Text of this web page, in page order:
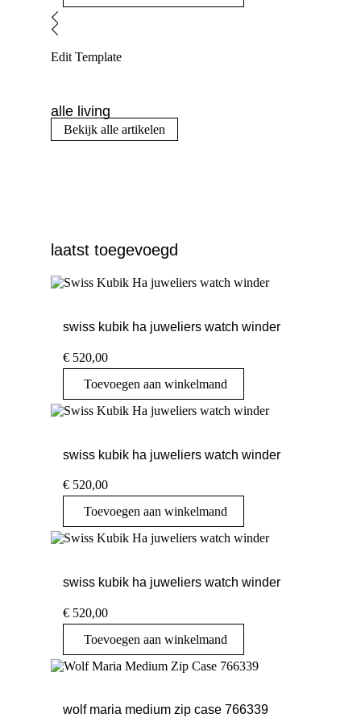
Edit Template
alle living
Bekijk alle artikelen
laatst toegevoegd
swiss kubik ha juweliers watch winder
€ 520,00
Toevoegen aan winkelmand
swiss kubik ha juweliers watch winder
€ 520,00
Toevoegen aan winkelmand
swiss kubik ha juweliers watch winder
€ 520,00
Toevoegen aan winkelmand
wolf maria medium zip case 766339